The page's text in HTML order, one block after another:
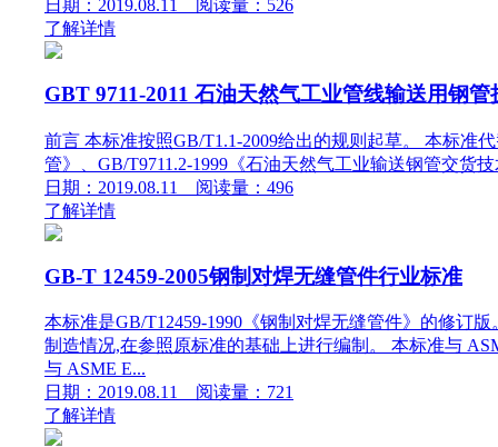
日期：2019.08.11 阅读量：526
了解详情
GBT 9711-2011 石油天然气工业管线输送用钢管
前言 本标准按照GB/T1.1-2009给出的规则起草。 本标准
管》、GB/T9711.2-1999《石油天然气工业输送钢管交货
日期：2019.08.11 阅读量：496
了解详情
GB-T 12459-2005钢制对焊无缝管件行业标准
本标准是GB/T12459-1990《钢制对焊无缝管件》的修订
制造情况,在参照原标准的基础上进行编制。 本标准与
与 ASME E...
日期：2019.08.11 阅读量：721
了解详情